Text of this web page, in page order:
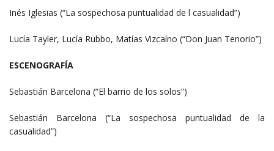
Inés Iglesias (“La sospechosa puntualidad de l casualidad”)
Lucía Tayler, Lucía Rubbo, Matías Vizcaíno (“Don Juan Tenorio”)
ESCENOGRAFÍA
Sebastián Barcelona (“El barrio de los solos”)
Sebastián Barcelona (“La sospechosa puntualidad de la
casualidad”)